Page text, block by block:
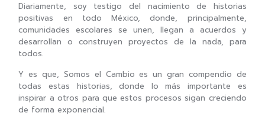
Diariamente, soy testigo del nacimiento de historias
positivas en todo México, donde, principalmente,
comunidades escolares se unen, llegan a acuerdos y
desarrollan o construyen proyectos de la nada, para
todos.
Y es que, Somos el Cambio es un gran compendio de
todas estas historias, donde lo más importante es
inspirar a otros para que estos procesos sigan creciendo
de forma exponencial.